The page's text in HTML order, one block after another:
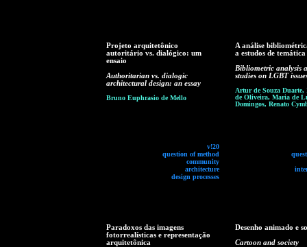
Projeto arquitetônico
autoritário vs. dialógico: um
ensaio
Authoritarian vs. dialogic
architectural design: an essay
Bruno Euphrasio de Mello
v!20
question of method
community
architecture
design processes
A análise
a estudos de
Bibliometric analysis
studies on LGBT
Artur de Souza Duarte,
de Oliveira, Maria de
Domingos, Renato
Paradoxos das imagens
fotorrealísticas e representação
arquitetônica
Desenho animado e
Cartoon and society